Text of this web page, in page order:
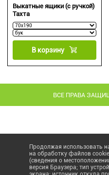
Выкатные ящики (с ручкой)
Тахта
В корзину
ВСЕ ПРАВА
Продолжая использовать
на обработку файлов
(сведения о
версия Браузера; тип